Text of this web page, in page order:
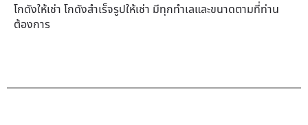
โกดังให้เช่า โกดังสำเร็จรูปให้เช่า มีทุกทำเล​และขนาดตามที่ท่าน
ต้องการ